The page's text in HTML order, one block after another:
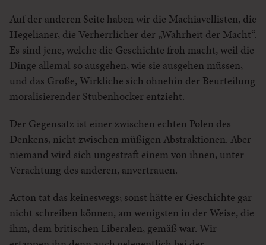
Auf der anderen Seite haben wir die Machiavellisten, die
Hegelianer, die Verherrlicher der „Wahrheit der Macht“.
Es sind jene, welche die Geschichte froh macht, weil die
Dinge allemal so ausgehen, wie sie ausgehen müssen,
und das Große, Wirkliche sich ohnehin der Beurteilung
moralisierender Stubenhocker entzieht.
Der Gegensatz ist einer zwischen echten Polen des
Denkens, nicht zwischen müßigen Abstraktionen. Aber
niemand wird sich ungestraft einem von ihnen, unter
Verachtung des anderen, anvertrauen.
Acton tat das keineswegs; sonst hätte er Geschichte gar
nicht schreiben können, am wenigsten in der Weise, die
ihm, dem britischen Liberalen, gemäß war. Wir